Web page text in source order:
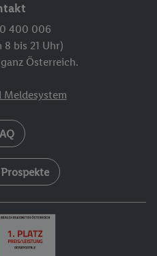
400 006
bis 21 Uhr)
Österreich.